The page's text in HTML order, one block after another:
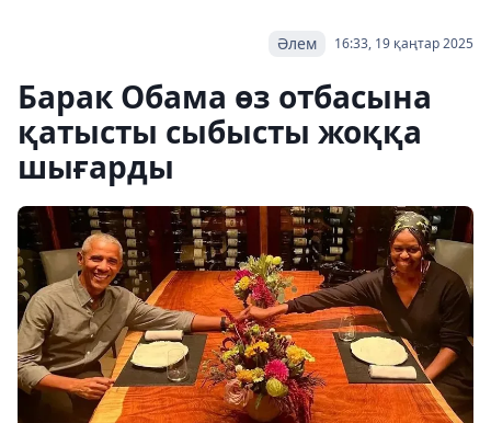
16:33, 19 қаңтар 2025
Әлем
Барак Обама өз отбасына
қатысты сыбысты жоққа
шығарды